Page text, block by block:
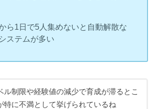
ら1日で5人集めないと自動解散な
ステムが多い
ル制限や経験値の減少で育成が滞るとこ
特に不満として挙げられているね